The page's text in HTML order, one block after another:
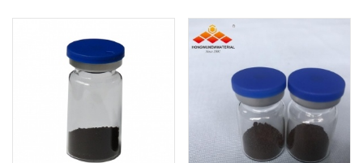
menschliche Gesundheit.